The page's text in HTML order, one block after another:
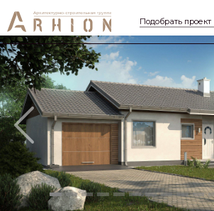
Подобрать проект
Previous